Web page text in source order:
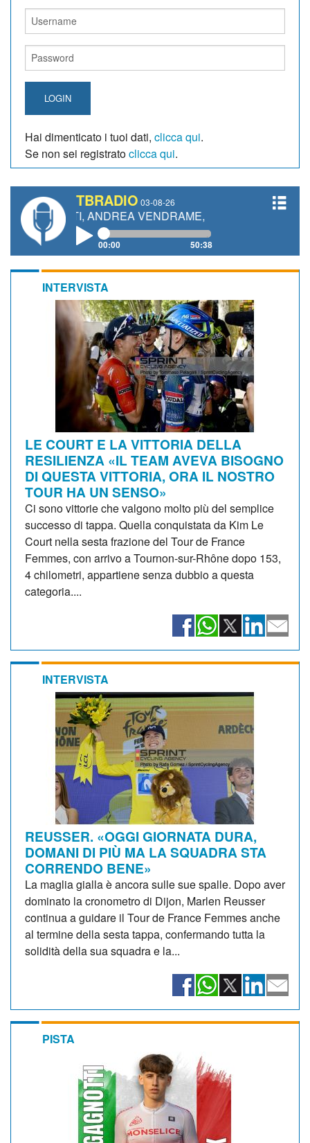
LOGIN
Hai dimenticato i tuoi dati, clicca qui.
Se non sei registratoclicca qui.
TBRADIO 03-08-26
ANDREA VENDRAME, FILIPPO FIORELLI
00:00 50:38
INTERVISTA
LE COURT E LA VITTORIA DELLA
RESILIENZA «IL TEAM AVEVA BISOGNO
DI QUESTA VITTORIA, ORA IL NOSTRO
TOUR HA UN SENSO»
Ci sono vittorie che valgono molto più del semplice
successo di tappa. Quella conquistata da Kim Le
Court nella sesta frazione del Tour de France
Femmes, con arrivo a Tournon-sur-Rhône dopo 153,
4 chilometri, appartiene senza dubbio a questa
categoria....
INTERVISTA
REUSSER. «OGGI GIORNATA DURA,
DOMANI DI PIÙ MA LA SQUADRA STA
CORRENDO BENE»
La maglia gialla è ancora sulle sue spalle. Dopo aver
dominato la cronometro di Dijon, Marlen Reusser
continua a guidare il Tour de France Femmes anche
al termine della sesta tappa, confermando tutta la
solidità della sua squadra e la...
PISTA